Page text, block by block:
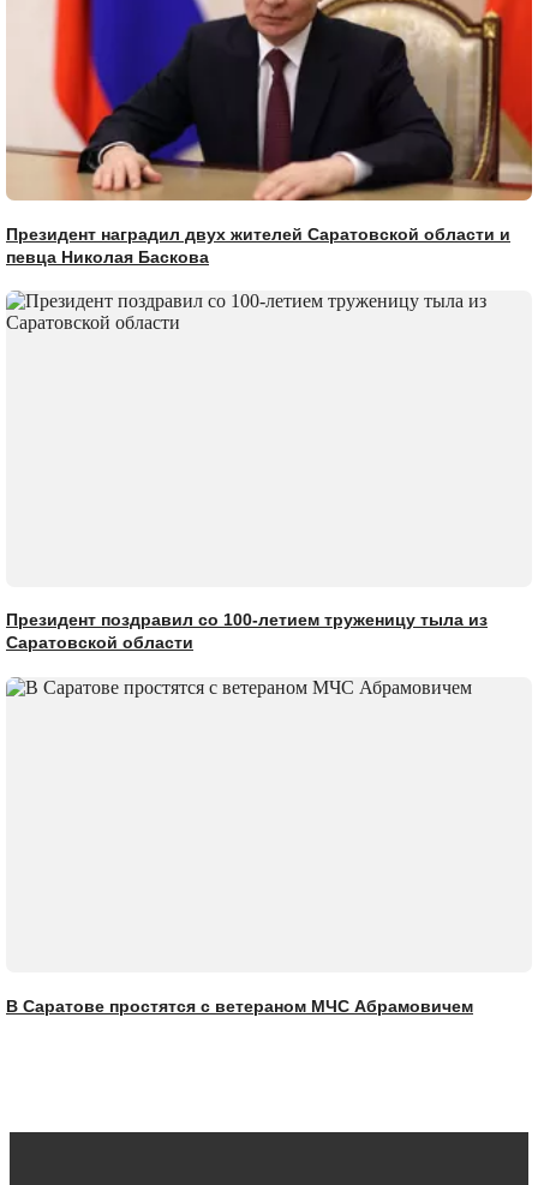
Президент наградил двух жителей Саратовской области и
певца Николая Баскова
Президент поздравил со 100-летием труженицу тыла из
Саратовской области
В Саратове простятся с ветераном МЧС Абрамовичем